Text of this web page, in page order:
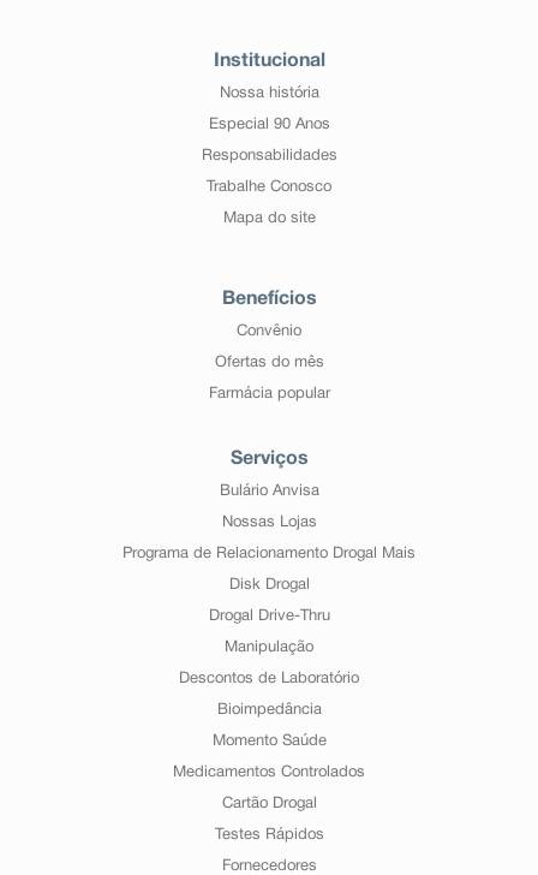
Institucional
Nossa história
Especial 90 Anos
Responsabilidades
Trabalhe Conosco
Mapa do site
Benefícios
Convênio
Ofertas do mês
Farmácia popular
Serviços
Bulário Anvisa
Nossas Lojas
Programa de Relacionamento Drogal Mais
Disk Drogal
Drogal Drive-Thru
Manipulação
Descontos de Laboratório
Bioimpedância
Momento Saúde
Medicamentos Controlados
Cartão Drogal
Testes Rápidos
Fornecedores